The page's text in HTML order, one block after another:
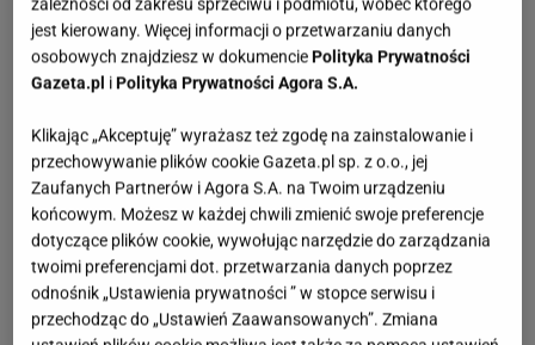
zależności od zakresu sprzeciwu i podmiotu, wobec którego
jest kierowany. Więcej informacji o przetwarzaniu danych
osobowych znajdziesz w dokumenciePolityka Prywatności
Gazeta.pl iPolityka Prywatności Agora S.A.
Klikając „Akceptuję” wyrażasz też zgodę na zainstalowanie i
przechowywanie plików cookie Gazeta.pl sp. z o.o., jej
Zaufanych Partnerów i Agora S.A. na Twoim urządzeniu
końcowym. Możesz w każdej chwili zmienić swoje preferencje
dotyczące plików cookie, wywołując narzędzie do zarządzania
twoimi preferencjami dot. przetwarzania danych poprzez
odnośnik „Ustawienia prywatności ” w stopce serwisu i
przechodząc do „Ustawień Zaawansowanych”. Zmiana